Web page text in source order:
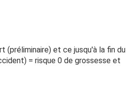
et ce jusqu'à la fin du
= risque 0 de grossesse et